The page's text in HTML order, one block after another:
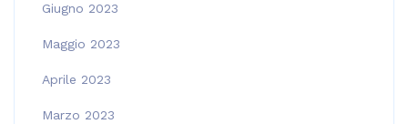
Giugno 2023
Maggio 2023
Aprile 2023
Marzo 2023